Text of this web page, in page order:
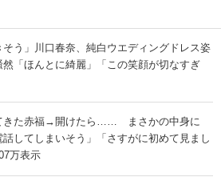
そう」川口春奈、純白ウエディングドレス姿
然「ほんとに綺麗」「この笑顔が切なすぎ
きた赤福→開けたら…… まさかの中身に
話してしまいそう」「さすがに初めて見まし
万表示